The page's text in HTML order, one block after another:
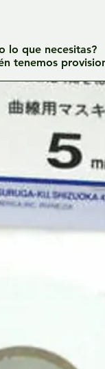
lo que necesitas?
tenemos